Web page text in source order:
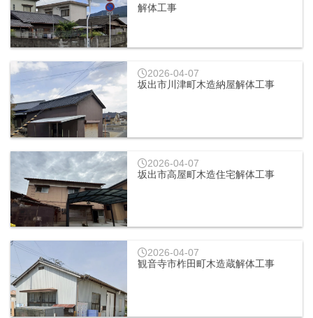
解体工事
2026-04-07
坂出市川津町木造納屋解体工事
2026-04-07
坂出市高屋町木造住宅解体工事
2026-04-07
観音寺市柞田町木造蔵解体工事